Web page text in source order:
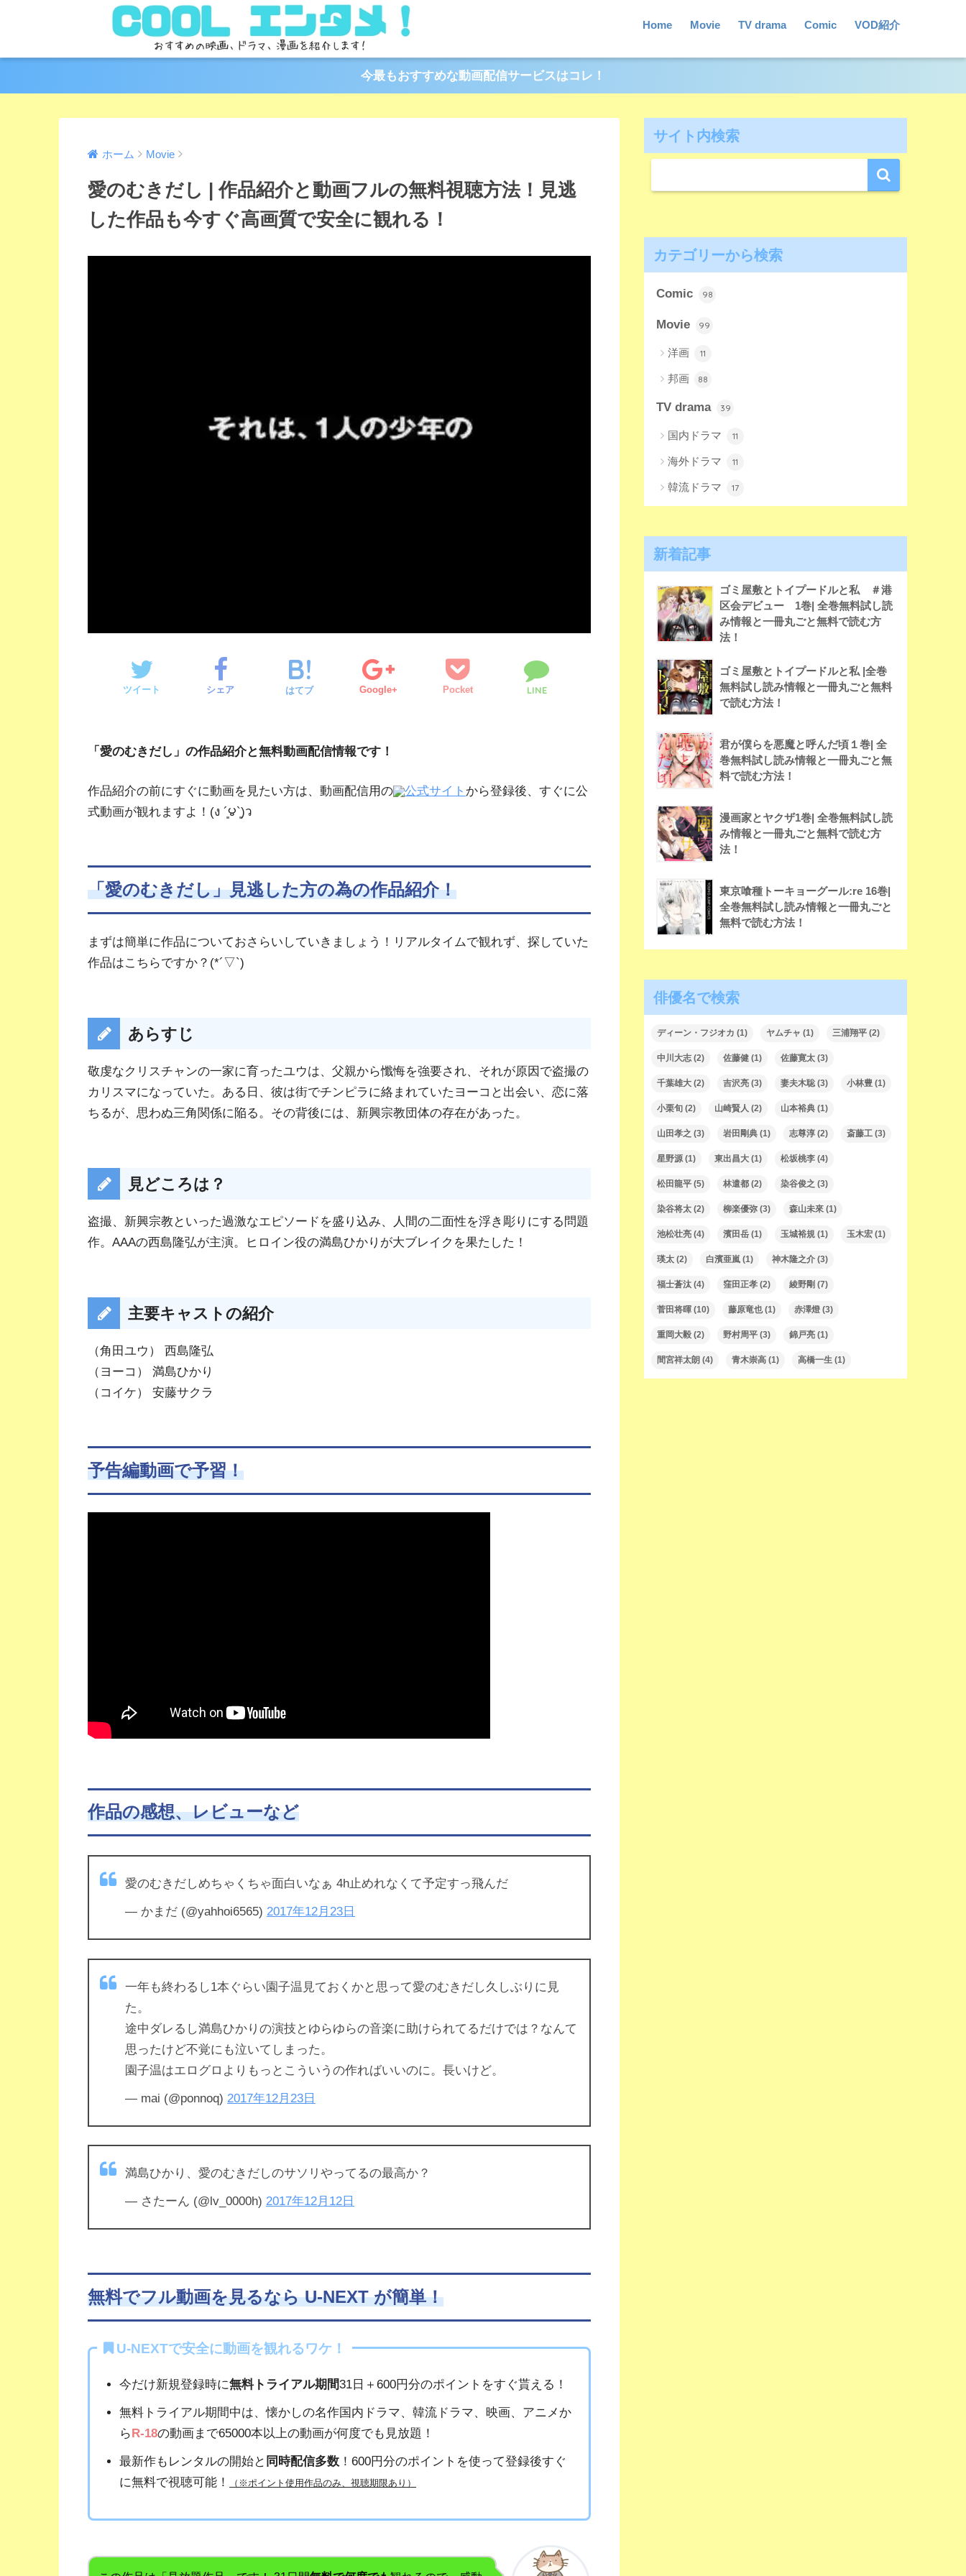
Home Movie TV drama Comic VOD紹介
今最もおすすめな動画配信サービスはコレ！
ホーム Movie
愛のむきだし | 作品紹介と動画フルの無料視聴方法！見逃
した作品も今すぐ高画質で安全に観れる！
ツイート シェア はてブ Google+ Pocket LINE
「愛のむきだし」の作品紹介と無料動画配信情報です！
作品紹介の前にすぐに動画を見たい方は、動画配信用の 公式サイト から登録後、すぐに公
式動画が観れますよ！(ง ´͈౪`͈)ว
「愛のむきだし」見逃した方の為の作品紹介！
まずは簡単に作品についておさらいしていきましょう！リアルタイムで観れず、探していた
作品はこちらですか？(*´▽`)
あらすじ
敬虔なクリスチャンの一家に育ったユウは、父親から懺悔を強要され、それが原因で盗撮の
カリスマになっていた。ある日、彼は街でチンピラに絡まれていたヨーコと出会い、恋に落
ちるが、思わぬ三角関係に陥る。その背後には、新興宗教団体の存在があった。
見どころは？
盗撮、新興宗教といった過激なエピソードを盛り込み、人間の二面性を浮き彫りにする問題
作。AAAの西島隆弘が主演。ヒロイン役の満島ひかりが大ブレイクを果たした！
主要キャストの紹介
（角田ユウ） 西島隆弘
（ヨーコ） 満島ひかり
（コイケ） 安藤サクラ
予告編動画で予習！
作品の感想、レビューなど
愛のむきだしめちゃくちゃ面白いなぁ 4h止めれなくて予定すっ飛んだ
— かまだ (@yahhoi6565) 2017年12月23日
一年も終わるし1本ぐらい園子温見ておくかと思って愛のむきだし久しぶりに見
た。
途中ダレるし満島ひかりの演技とゆらゆらの音楽に助けられてるだけでは？なんて
思ったけど不覚にも泣いてしまった。
園子温はエログロよりもっとこういうの作ればいいのに。長いけど。
— mai (@ponnoq) 2017年12月23日
満島ひかり、愛のむきだしのサソリやってるの最高か？
— さたーん (@lv_0000h) 2017年12月12日
無料でフル動画を見るなら U-NEXT が簡単！
U-NEXTで安全に動画を観れるワケ！
今だけ新規登録時に無料トライアル期間31日＋600円分のポイントをすぐ貰える！
無料トライアル期間中は、懐かしの名作国内ドラマ、韓流ドラマ、映画、アニメか
ら R-18の動画まで65000本以上の動画が何度でも見放題！
最新作もレンタルの開始と 同時配信多数 ！600円分のポイントを使って登録後すぐ
に無料で視聴可能！
（※ポイント使用作品のみ、視聴期限あり）
サイト内検索
カテゴリーから検索
Comic 98
Movie 99
洋画 11
邦画 88
TV drama 39
国内ドラマ 11
海外ドラマ 11
韓流ドラマ 17
新着記事
ゴミ屋敷とトイプードルと私 ＃港
区会デビュー 1巻| 全巻無料試し読
み情報と一冊丸ごと無料で読む方
法！
ゴミ屋敷とトイプードルと私 |全巻
無料試し読み情報と一冊丸ごと無料
で読む方法！
君が僕らを悪魔と呼んだ頃１巻| 全
巻無料試し読み情報と一冊丸ごと無
料で読む方法！
漫画家とヤクザ1巻| 全巻無料試し読
み情報と一冊丸ごと無料で読む方
法！
東京喰種トーキョーグール:re 16巻|
全巻無料試し読み情報と一冊丸ごと
無料で読む方法！
俳優名で検索
ディーン・フジオカ (1) ヤムチャ (1) 三浦翔平 (2)
中川大志 (2) 佐藤健 (1) 佐藤寛太 (3)
千葉雄大 (2) 吉沢亮 (3) 妻夫木聡 (3) 小林豊 (1)
小栗旬 (2) 山崎賢人 (2) 山本裕典 (1)
山田孝之 (3) 岩田剛典 (1) 志尊淳 (2) 斎藤工 (3)
星野源(1) 東出昌大 (1) 松坂桃李 (4)
松田龍平 (5) 林遣都 (2) 染谷俊之 (3)
染谷将太 (2) 柳楽優弥 (3) 森山未來 (1)
池松壮亮 (4) 濱田岳 (1) 玉城裕規 (1) 玉木宏 (1)
瑛太 (2) 白濱亜嵐 (1) 神木隆之介 (3)
福士蒼汰 (4) 窪田正孝 (2) 綾野剛 (7)
菅田将暉 (10) 藤原竜也(1) 赤澤燈 (3)
重岡大毅 (2) 野村周平 (3) 錦戸亮 (1)
間宮祥太朗 (4) 青木崇高 (1) 高橋一生 (1)